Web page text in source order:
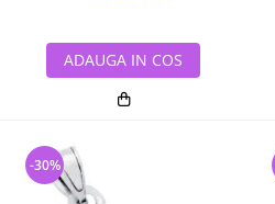
ADAUGA IN COS
-30%